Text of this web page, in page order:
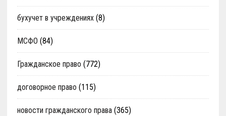
бухучет в учреждениях(8)
МСФО (84)
Гражданское право (772)
договорное право (115)
новости гражданского права(365)